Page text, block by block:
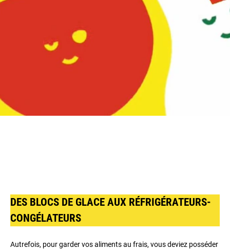
DES BLOCS DE GLACE AUX RÉFRIGÉRATEURS-
CONGÉLATEURS
Autrefois, pour garder vos aliments au frais, vous deviez posséder